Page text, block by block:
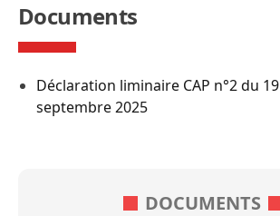
Documents
Déclaration liminaire CAP n°2 du
septembre 2025
DOCUMENTS